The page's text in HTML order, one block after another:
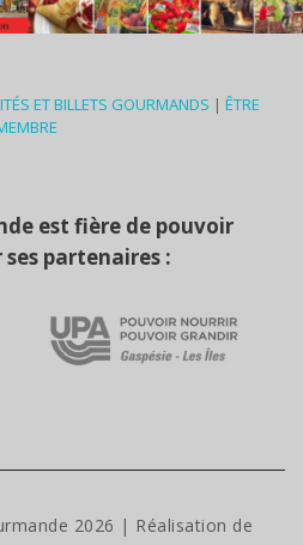
ET BILLETS GOURMANDS | ÊTRE
est fière de pouvoir
partenaires :
2026 | Réalisation de